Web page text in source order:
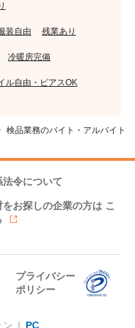
装自由 残業あり
冷暖房完備
ル自由・ピアスOK
検品業務のバイト・アルバイト
法令について
をお探しの企業の方は こ
プライバシー
ポリシー
ン | PC